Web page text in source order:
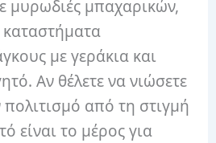
μυρωδιές μπαχαρικών,
με γεράκια και
Αν θέλετε να νιώσετε
από τη στιγμή
είναι το μέρος για